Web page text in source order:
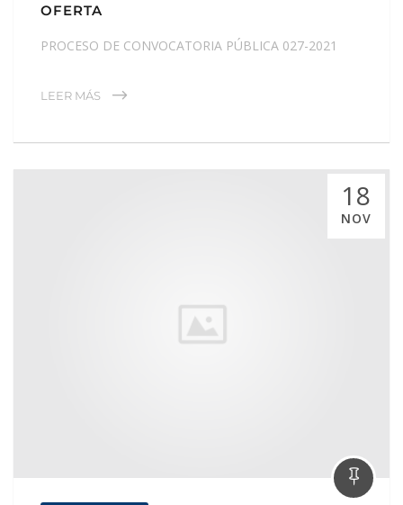
OFERTA
PROCESO DE CONVOCATORIA PÚBLICA 027-2021
LEER MÁS
18
NOV